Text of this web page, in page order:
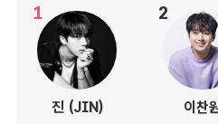
1
진 (JIN)
2
이찬